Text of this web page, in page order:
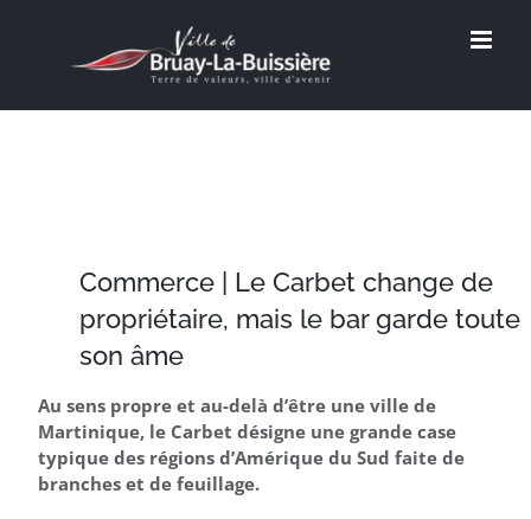
Commerce | Le Carbet change de
propriétaire, mais le bar garde toute
son âme
Au sens propre et au-delà d’être une ville de
Martinique, le Carbet désigne une grande case
typique des régions d’Amérique du Sud faite de
branches et de feuillage.